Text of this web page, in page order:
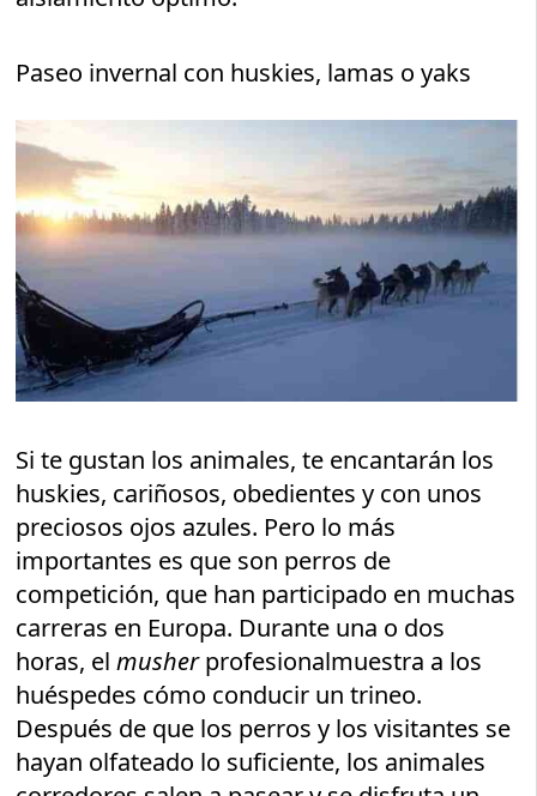
Paseo invernal con huskies, lamas o yaks
Si te gustan los animales, te encantarán los
huskies, cariñosos, obedientes y con unos
preciosos ojos azules. Pero lo más
importantes es que son perros de
competición, que han participado en muchas
carreras en Europa. Durante una o dos
horas, elmusherprofesionalmuestra a los
huéspedes cómo conducir un trineo.
Después de que los perros y los visitantes se
hayan olfateado lo suficiente, los animales